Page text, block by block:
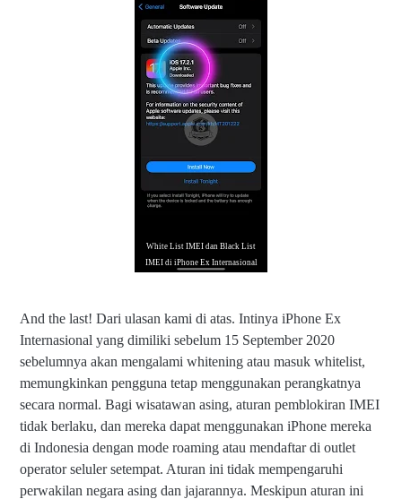
White List IMEI dan Black List
IMEI di iPhone Ex Internasional
And the last! Dari ulasan kami di atas. Intinya iPhone Ex
Internasional yang dimiliki sebelum 15 September 2020
sebelumnya akan mengalami whitening atau masuk whitelist,
memungkinkan pengguna tetap menggunakan perangkatnya
secara normal. Bagi wisatawan asing, aturan pemblokiran IMEI
tidak berlaku, dan mereka dapat menggunakan iPhone mereka
di Indonesia dengan mode roaming atau mendaftar di outlet
operator seluler setempat. Aturan ini tidak mempengaruhi
perwakilan negara asing dan jajarannya. Meskipun aturan ini